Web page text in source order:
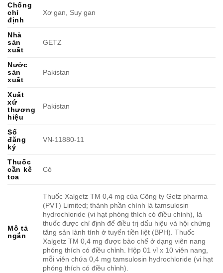
Chống
chỉ
định
Xơ gan, Suy gan
Nhà
sản
xuất
GETZ
Nước
sản
xuất
Pakistan
Xuất
xứ
thương
hiệu
Pakistan
Số
đăng
ký
VN-11880-11
Thuốc
cần kê
toa
Có
Mô tả
ngắn
Thuốc Xalgetz TM 0,4 mg của Công ty Getz pharma
(PVT) Limited; thành phần chính là tamsulosin
hydrochloride (vi hạt phóng thích có điều chỉnh), là
thuốc được chỉ định để điều trị dấu hiệu và hội chứng
tăng sản lành tính ở tuyến tiền liệt (BPH). Thuốc
Xalgetz TM 0,4 mg được bào chế ở dạng viên nang
phóng thích có điều chỉnh. Hộp 01 vỉ x 10 viên nang,
mỗi viên chứa 0,4 mg tamsulosin hydrochloride (vi hạt
phóng thích có điều chỉnh).